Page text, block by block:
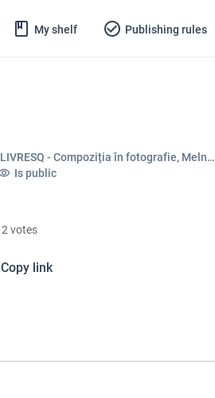
My shelf Publishing rules
LIVRESQ - Compoziția în fotografie, Meln…
Is public
2 votes
Copy link